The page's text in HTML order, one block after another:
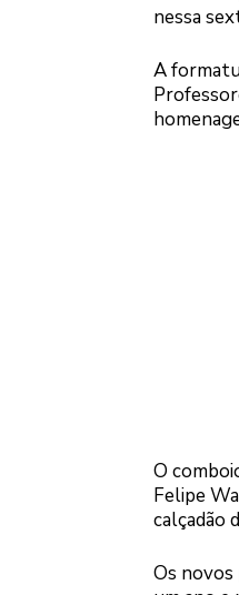
nessa
A
O
Felipe
calçadão
Os novos